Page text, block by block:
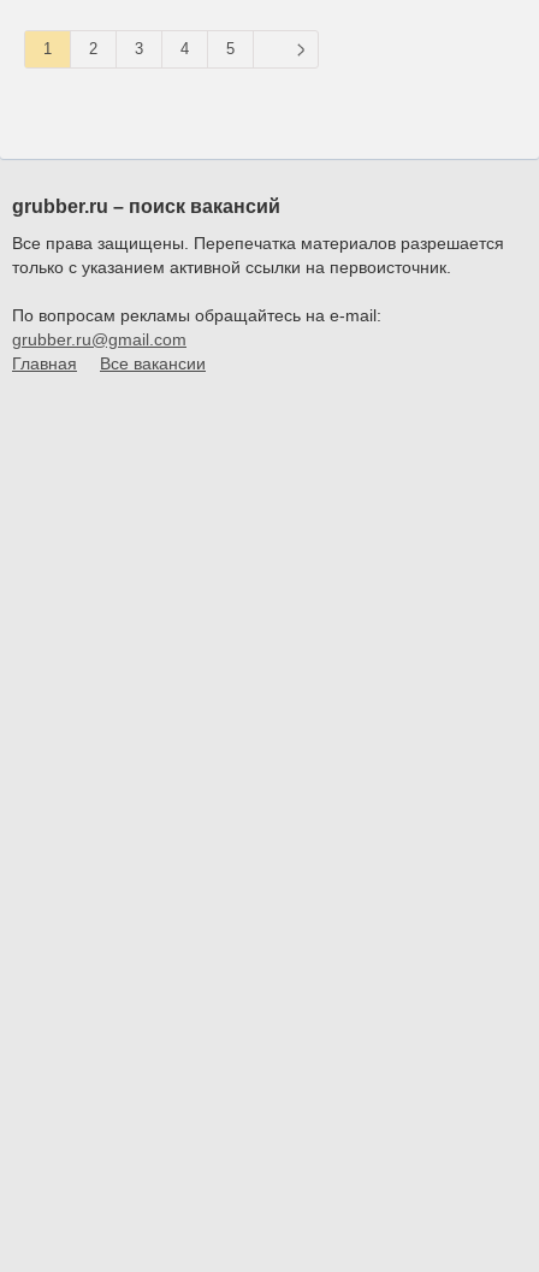
1 2 3 4 5
grubber.ru – поиск вакансий
Все права защищены. Перепечатка материалов разрешается
только с указанием активной ссылки на первоисточник.
По вопросам рекламы обращайтесь на e-mail:
grubber.ru@gmail.com
Главная
Все вакансии